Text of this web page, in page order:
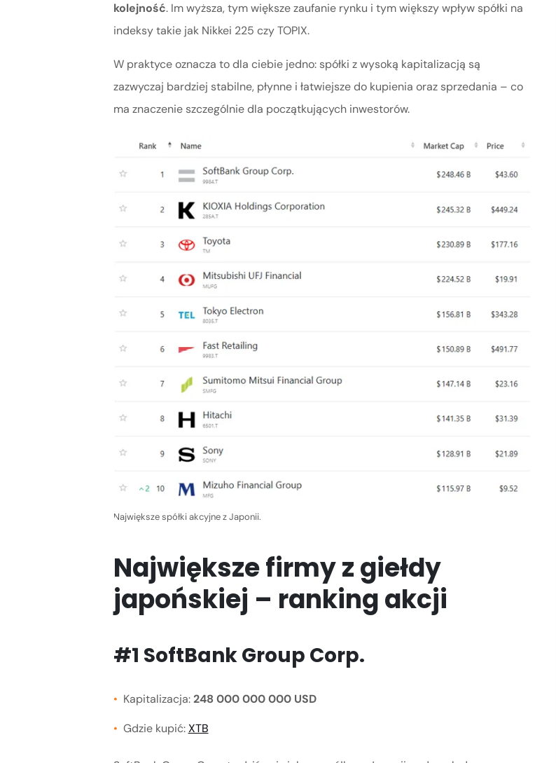
kolejność. Im wyższa, tym większe zaufanie rynku i tym większy wpływ spółki na
indeksy takie jak Nikkei 225 czy TOPIX.
W praktyce oznacza to dla ciebie jedno: spółki z wysoką kapitalizacją są
zazwyczaj bardziej stabilne, płynne i łatwiejsze do kupienia oraz sprzedania – co
ma znaczenie szczególnie dla początkujących inwestorów.
Największe spółki akcyjne z Japonii.
Największe firmy z giełdy
japońskiej – ranking akcji
#1 SoftBank Group Corp.
Kapitalizacja:248 000 000 000 USD
Gdzie kupić:XTB